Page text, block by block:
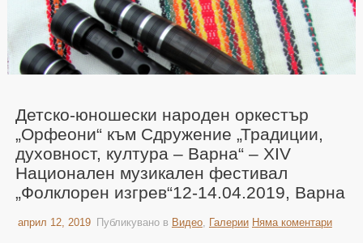
Детско-юношески народен оркестър
„Орфеони“ към Сдружение „Традиции,
духовност, култура – Варна“ – XIV
Национален музикален фестивал
„Фолклорен изгрев“12-14.04.2019, Варна
април 12, 2019 Публикувано в Видео, Галерии Няма коментари